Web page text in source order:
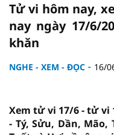
Tử vi hôm nay,
nay ngày 17/6/
khăn
NGHE - XEM - ĐỌC 16/
Xem tử vi 17/6 - tử vi
- Tý, Sửu, Dần, Mão,